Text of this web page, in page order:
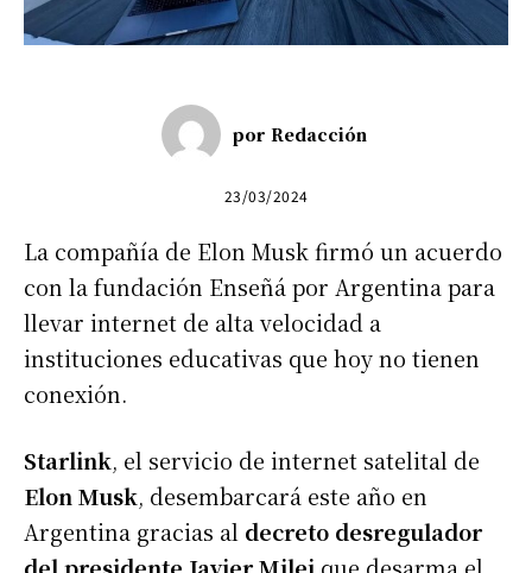
por Redacción
23/03/2024
La compañía de Elon Musk firmó un acuerdo
con la fundación Enseñá por Argentina para
llevar internet de alta velocidad a
instituciones educativas que hoy no tienen
conexión.
Starlink, el servicio de internet satelital de
Elon Musk, desembarcará este año en
Argentina gracias al decreto desregulador
del presidente Javier Milei que desarma el